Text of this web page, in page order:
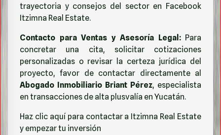
trayectoria y consejos del sector en Facebook
Itzimna Real Estate.
Contacto para Ventas y Asesoría Legal:Para
concretar una cita, solicitar cotizaciones
personalizadas o revisar la certeza jurídica del
proyecto, favor de contactar directamente al
Abogado Inmobiliario Briant Pérez, especialista
en transacciones de alta plusvalía en Yucatán.
Haz clic aquí para contactar a Itzimna Real Estate
y empezar tu inversión